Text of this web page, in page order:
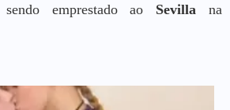
sendo emprestado ao Sevillana